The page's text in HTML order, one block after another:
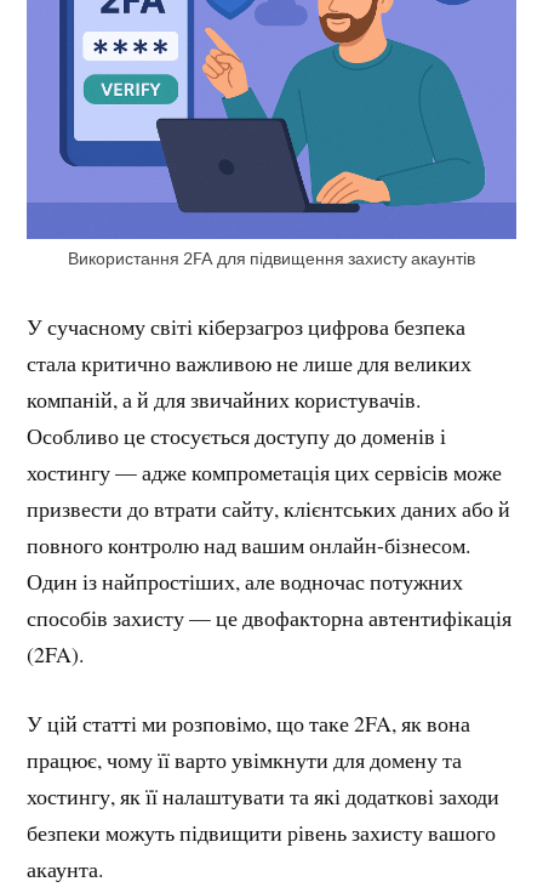
Використання 2FA для підвищення захисту акаунтів
У сучасному світі кіберзагроз цифрова безпека
стала критично важливою не лише для великих
компаній, а й для звичайних користувачів.
Особливо це стосується доступу до доменів і
хостингу — адже компрометація цих сервісів може
призвести до втрати сайту, клієнтських даних або й
повного контролю над вашим онлайн-бізнесом.
Один із найпростіших, але водночас потужних
способів захисту — це двофакторна автентифікація
(2FA).
У цій статті ми розповімо, що таке 2FA, як вона
працює, чому її варто увімкнути для домену та
хостингу, як її налаштувати та які додаткові заходи
безпеки можуть підвищити рівень захисту вашого
акаунта.